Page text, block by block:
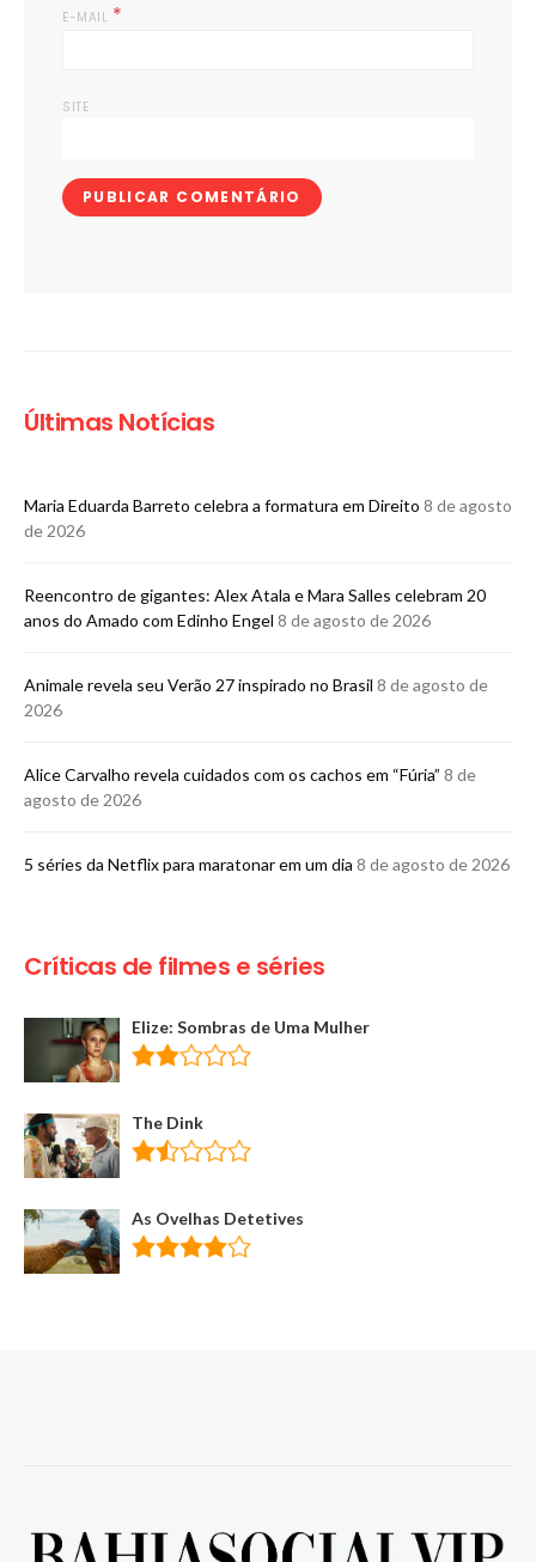
E-MAIL *
SITE
Últimas Notícias
Maria Eduarda Barreto celebra a formatura em Direito 8 de agosto
de 2026
Reencontro de gigantes: Alex Atala e Mara Salles celebram 20
anos do Amado com Edinho Engel 8 de agosto de 2026
Animale revela seu Verão 27 inspirado no Brasil 8 de agosto de
2026
Alice Carvalho revela cuidados com os cachos em “Fúria” 8 de
agosto de 2026
5 séries da Netflix para maratonar em um dia 8 de agosto de 2026
Críticas de filmes e séries
Elize: Sombras de Uma Mulher
The Dink
As Ovelhas Detetives